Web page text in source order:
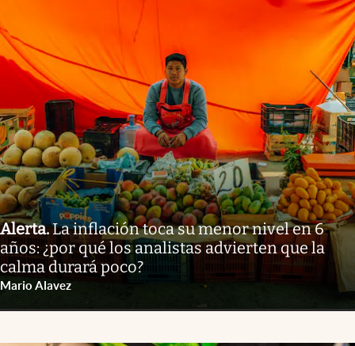
Alerta.La inflación toca su menor nivel en 6
años: ¿por qué los analistas advierten que la
calma durará poco?
Mario Alavez